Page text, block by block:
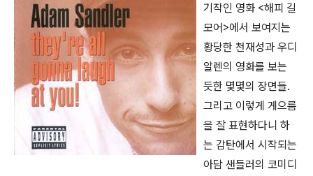
기작인 영화 <해피 길
모어>에서 보여지는
황당한 천재성과 우디
알렌의 영화를 보는
듯한 몇몇의 장면들.
그리고 이렇게 게으름
을 잘 표현하다니 하
는 감탄에서 시작되는
아담 샌들러의 코미디